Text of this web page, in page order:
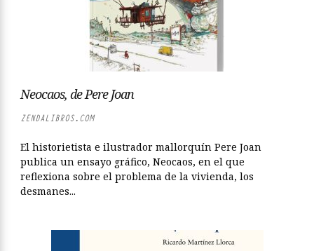
Neocaos, de Pere Joan
ZENDALIBROS.COM
El historietista e ilustrador mallorquín Pere Joan
publica un ensayo gráfico, Neocaos, en el que
reflexiona sobre el problema de la vivienda, los
desmanes...